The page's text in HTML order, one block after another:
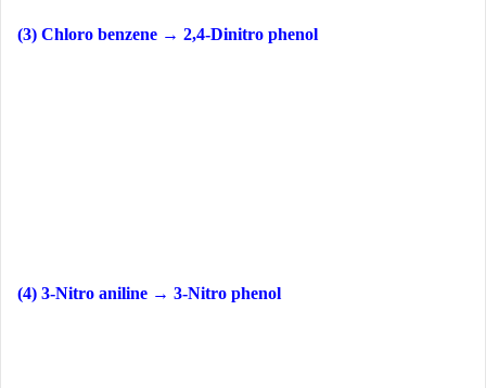
(3) Chloro benzene → 2,4-Dinitro phenol
(4) 3-Nitro aniline → 3-Nitro phenol